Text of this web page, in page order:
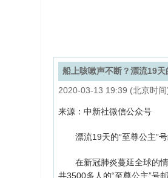
船上咳嗽声不断？漂流19
2020-03-13 19:39 (北京时间
来源：中新社微信公众号
漂流19天的“至尊公主”号
在新冠肺炎蔓延全球的情
共3500多人的“至尊公主”号